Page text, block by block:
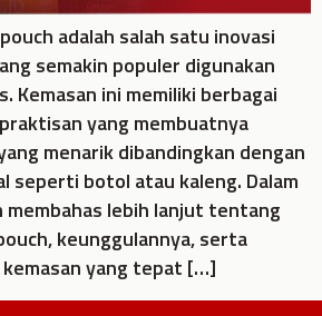
adalah salah satu inovasi
semakin populer digunakan
Kemasan ini memiliki berbagai
yang membuatnya
menarik dibandingkan dengan
seperti botol atau kaleng. Dalam
membahas lebih lanjut tentang
keunggulannya, serta
kemasan yang tepat […]